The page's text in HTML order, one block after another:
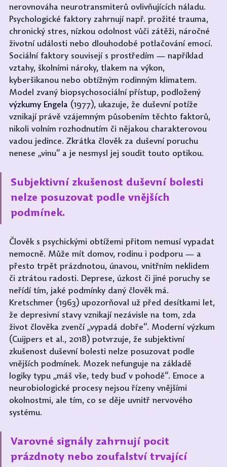
nerovnováha neurotransmiterů ovlivňujících náladu.
Psychologické faktory zahrnují např. prožité trauma,
chronický stres, nízkou odolnost vůči zátěži, náročné
životní události nebo dlouhodobé potlačování emocí.
Sociální faktory souvisejí s prostředím — například
vztahy, školními nároky, tlakem na výkon,
kyberšikanou nebo obtížným rodinným klimatem.
Model zvaný biopsychosociální přístup, podložený
výzkumy Engela (1977), ukazuje, že duševní potíže
vznikají právě vzájemným působením těchto faktorů,
nikoli volním rozhodnutím či nějakou charakterovou
vadou jedince. Zkrátka člověk za duševní poruchu
nenese „vinu“ a je nesmysl jej soudit touto optikou.
Subjektivní zkušenost duševní bolesti
nelze posuzovat podle vnějších
podmínek.
Člověk s psychickými obtížemi přitom nemusí vypadat
nemocně. Může mít domov, rodinu i podporu — a
přesto trpět prázdnotou, únavou, vnitřním neklidem
či ztrátou radosti. Deprese, úzkost či jiné poruchy se
neřídí tím, jaké podmínky daný člověk má.
Kretschmer (1963) upozorňoval už před desítkami let,
že depresivní stavy vznikají nezávisle na tom, zda
život člověka zvenčí „vypadá dobře“. Moderní výzkum
(Cuijpers et al., 2018) potvrzuje, že subjektivní
zkušenost duševní bolesti nelze posuzovat podle
vnějších podmínek. Mozek nefunguje na základě
logiky typu „máš vše, tedy buď v pohodě“. Emoce a
neurobiologické procesy nejsou řízeny vnějšími
okolnostmi, ale tím, co se děje uvnitř nervového
systému.
Varovné signály zahrnují pocit
prázdnoty nebo zoufalství trvající